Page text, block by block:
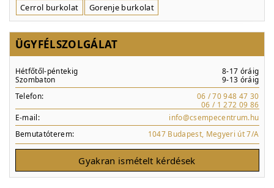
Cerrol burkolat
Gorenje burkolat
ÜGYFÉLSZOLGÁLAT
Hétfőtől-péntekig
8-17 óráig
Szombaton
9-13 óráig
Telefon:
06 / 70 948 47 30
06 / 1 272 09 86
E-mail:
info@csempecentrum.hu
Bemutatóterem:
1047 Budapest, Megyeri út 7/A
Gyakran ismételt kérdések